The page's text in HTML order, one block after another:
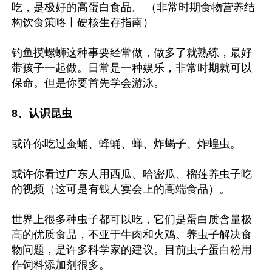
吃，是极好的高蛋白食品。 （非常时期食物营养结
构饮食策略丨硬核生存指南）
钓鱼摸螺蛳这种事要经常做，做多了就熟练，最好
带孩子一起做。日常是一种娱乐，非常时期就可以
保命。但是你要首先学会游泳。
8、认识昆虫
或许你吃过蚕蛹、蜂蛹、蝉、炸蝎子、炸蝗虫。
或许你看过广东人用西瓜、哈密瓜、榴莲养虫子吃
的视频（这可是有钱人宴会上的高端食品）。
世界上很多种虫子都可以吃，它们是蛋白质含量极
高的优质食品，不亚于牛肉和火鸡。养虫子解决食
物问题，是许多科学家的建议。目前虫子蛋白粉用
作饲料添加剂很多。